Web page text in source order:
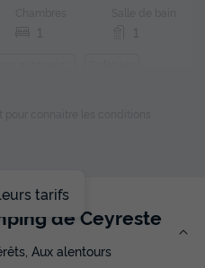
329 €
tarifs
de Ceyreste
Aux alentours